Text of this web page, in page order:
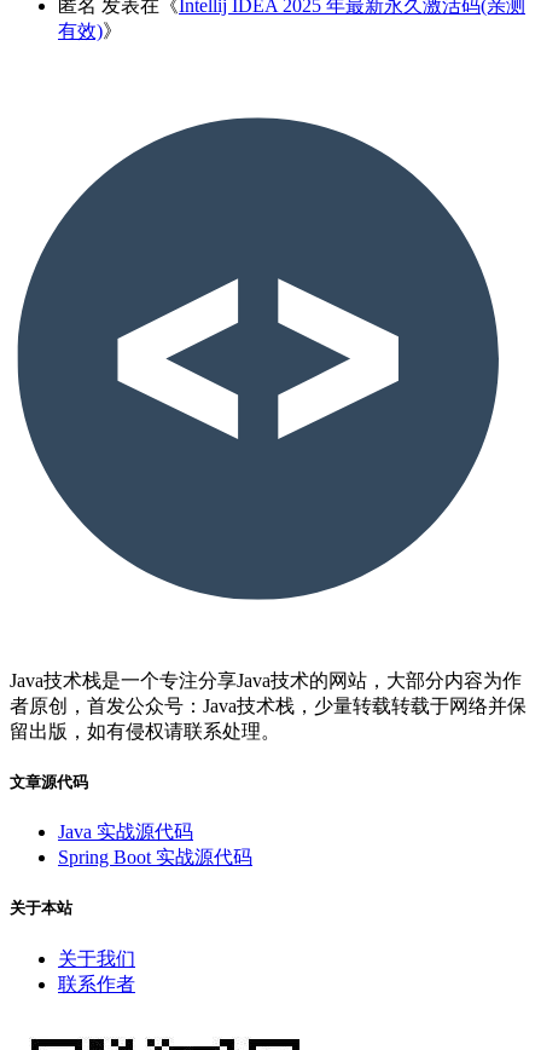
匿名 发表在《Intellij IDEA 2025 年最新永久激活码(亲测
有效)》
Java技术栈是一个专注分享Java技术的网站，大部分内容为作
者原创，首发公众号：Java技术栈，少量转载转载于网络并保
留出版，如有侵权请联系处理。
文章源代码
Java 实战源代码
Spring Boot 实战源代码
关于本站
关于我们
联系作者